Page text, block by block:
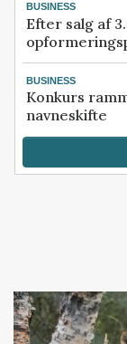
BUSINESS
Efter salg af
BUSINESS
Konkurs
navneskifte